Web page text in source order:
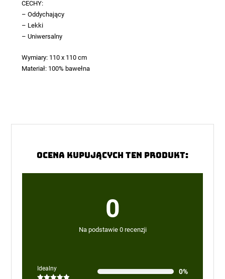
CECHY:
– Oddychający
– Lekki
– Uniwersalny
Wymiary: 110 x 110 cm
Materiał: 100% bawełna
Ocena kupujących ten produkt:
0
Na podstawie 0 recenzji
Idealny 0%